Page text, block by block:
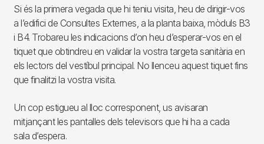
Si és la primera vegada que hi teniu visita, heu de dirigir-vos
a l’edifici de Consultes Externes, a la planta baixa, mòduls B3
i B4. Trobareu les indicacions d’on heu d’esperar-vos en el
tiquet que obtindreu en validar la vostra targeta sanitària en
els lectors del vestíbul principal. No llenceu aquest tiquet fins
que finalitzi la vostra visita.
Un cop estigueu al lloc corresponent, us avisaran
mitjançant les pantalles dels televisors que hi ha a cada
sala d’espera.